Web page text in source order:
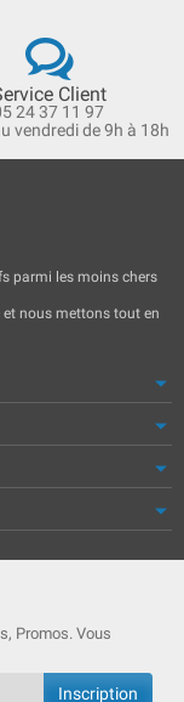
Client
24 37 11 97
vendredi de 9h à 18h
parmi les moins chers
nous mettons tout en
Promos. Vous